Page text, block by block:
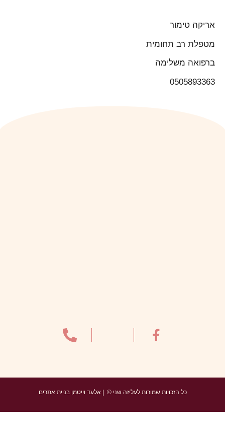
אריקה טימור
מטפלת רב תחומית
ברפואה משלימה
0505893363
כל הזכויות שמורות לעליזה שני © | אלעד וייטמן בניית אתרים